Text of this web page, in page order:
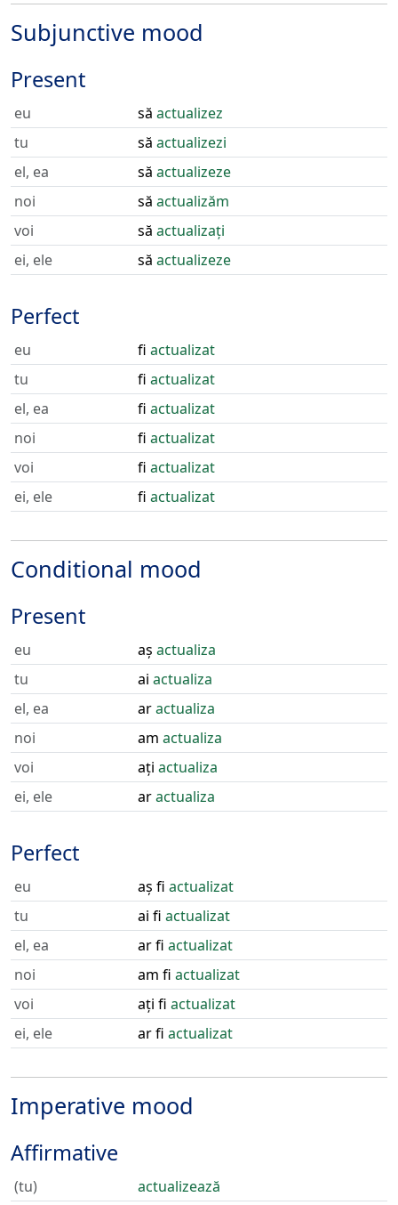
Subjunctive mood
Present
eu să actualizez
tu
să actualizezi
el, ea
să actualizeze
noi
să actualizăm
voi
să actualizați
ei, ele
să actualizeze
Perfect
eu fi actualizat
tu
fi actualizat
el, ea
fi actualizat
noi
fi actualizat
voi
fi actualizat
ei, ele
fi actualizat
Conditional mood
Present
eu aș actualiza
tu
ai actualiza
el, ea
aractualiza
noi
am actualiza
voi
ați actualiza
ei, ele
aractualiza
Perfect
eu aș fi actualizat
tu
ai fi actualizat
el, ea
ar fi actualizat
noi
am fi actualizat
voi
ați fi actualizat
ei, ele
ar fi actualizat
Imperative mood
Affirmative
(tu)
actualizează